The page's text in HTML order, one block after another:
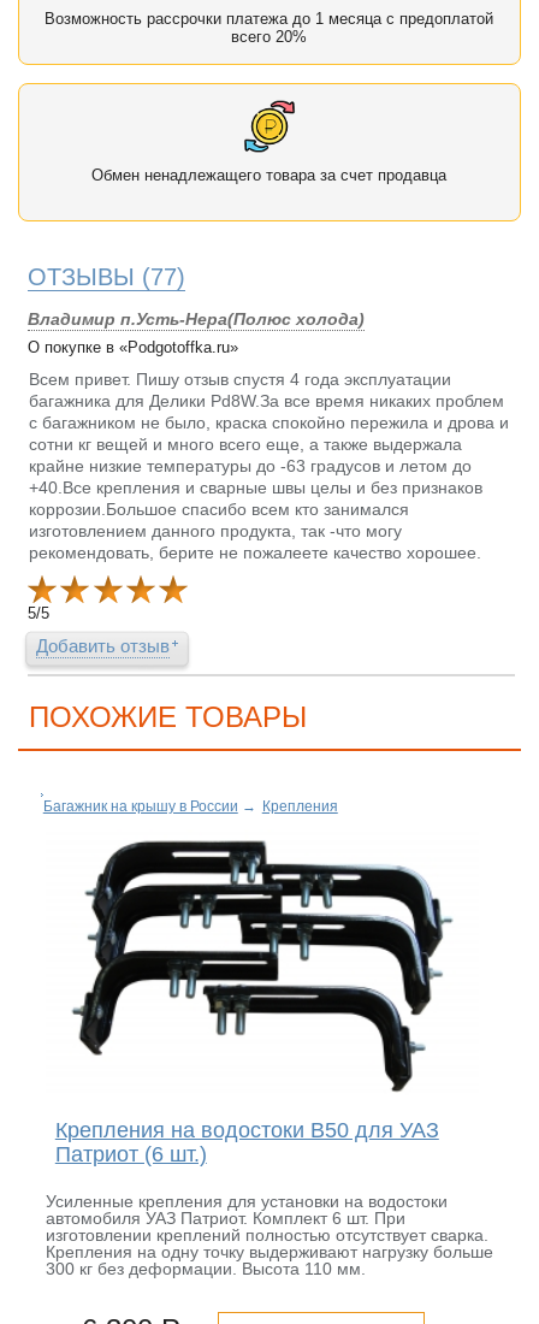
Возможность рассрочки платежа до 1 месяца с предоплатой
всего 20%
Обмен ненадлежащего товара за счет продавца
ОТЗЫВЫ (77)
Владимир п.Усть-Нера(Полюс холода)
О покупке в «Podgotoffka.ru»
Всем привет. Пишу отзыв спустя 4 года эксплуатации
багажника для Делики Pd8W.За все время никаких проблем
с багажником не было, краска спокойно пережила и дрова и
сотни кг вещей и много всего еще, а также выдержала
крайне низкие температуры до -63 градусов и летом до
+40.Все крепления и сварные швы целы и без признаков
коррозии.Большое спасибо всем кто занимался
изготовлением данного продукта, так -что могу
рекомендовать, берите не пожалеете качество хорошее.
5/5
Добавить отзыв
ПОХОЖИЕ ТОВАРЫ
Багажник на крышу в России → Крепления
Крепления на водостоки B50 для УАЗ
Патриот (6 шт.)
Усиленные крепления для установки на водостоки
автомобиля УАЗ Патриот. Комплект 6 шт. При
изготовлении креплений полностью отсутствует сварка.
Крепления на одну точку выдерживают нагрузку больше
300 кг без деформации. Высота 110 мм.